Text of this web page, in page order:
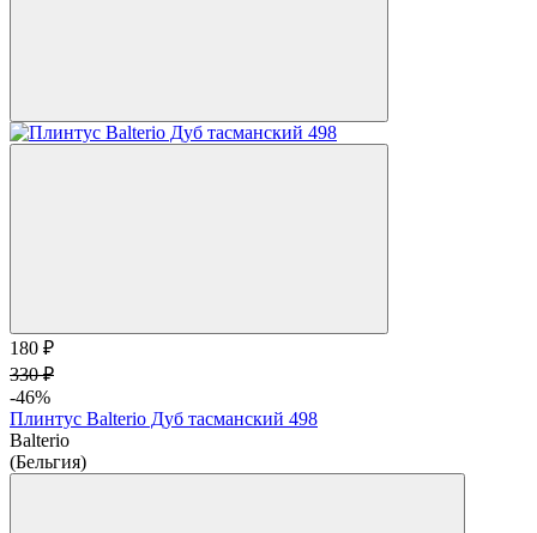
180 ₽
330 ₽
-46%
Плинтус Balterio Дуб тасманский 498
Balterio
(Бельгия)